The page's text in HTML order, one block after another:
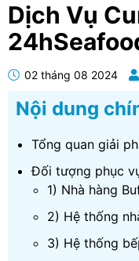
Dịch Vụ
02 tháng 08 2024
Nội dung
Tổng quan giải
Đối tượng phục
1) Nhà hàng
2) Hệ thống
3) Hệ thống